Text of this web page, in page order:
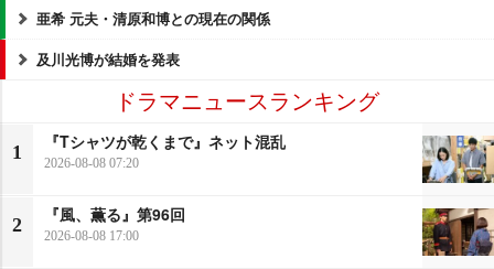
亜希 元夫・清原和博との現在の関係
及川光博が結婚を発表
ドラマニュースランキング
1
『Tシャツが乾くまで』ネット混乱
2026-08-08 07:20
2
『風、薫る』第96回
2026-08-08 17:00